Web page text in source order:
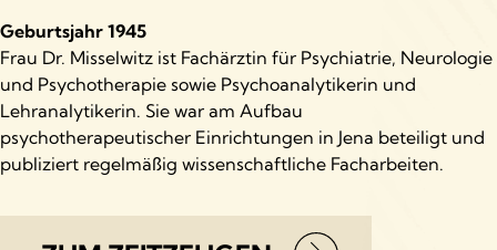
Geburtsjahr 1945
Frau Dr. Misselwitz ist Fachärztin für Psychiatrie, Neurologie
und Psychotherapie sowie Psychoanalytikerin und
Lehranalytikerin. Sie war am Aufbau
psychotherapeutischer Einrichtungen in Jena beteiligt und
publiziert regelmäßig wissenschaftliche Facharbeiten.